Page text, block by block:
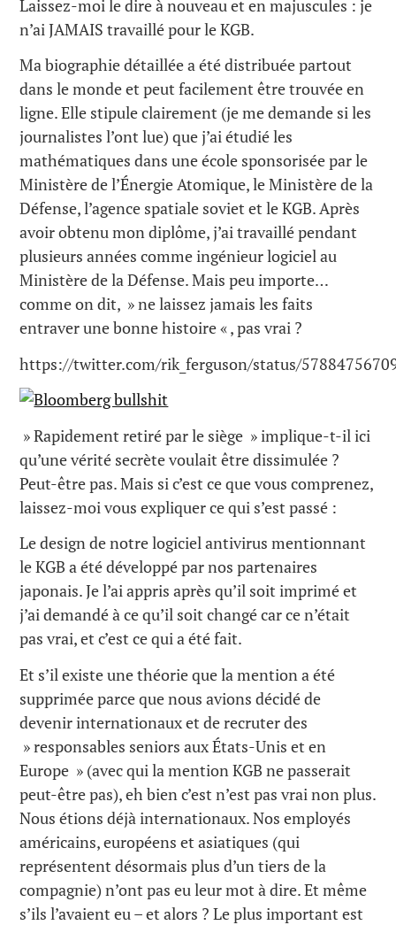
Laissez-moi le dire à nouveau et en majuscules : je
n’ai JAMAIS travaillé pour le KGB.
Ma biographie détaillée a été distribuée partout
dans le monde et peut facilement être trouvée en
ligne. Elle stipule clairement (je me demande si les
journalistes l’ont lue) que j’ai étudié les
mathématiques dans une école sponsorisée par le
Ministère de l’Énergie Atomique, le Ministère de la
Défense, l’agence spatiale soviet et le KGB. Après
avoir obtenu mon diplôme, j’ai travaillé pendant
plusieurs années comme ingénieur logiciel au
Ministère de la Défense. Mais peu importe…
comme on dit, » ne laissez jamais les faits
entraver une bonne histoire « , pas vrai ?
https://twitter.com/rik_ferguson/status/
» Rapidement retiré par le siège » implique-t-il ici
qu’une vérité secrète voulait être dissimulée ?
Peut-être pas. Mais si c’est ce que vous comprenez,
laissez-moi vous expliquer ce qui s’est passé :
Le design de notre logiciel antivirus mentionnant
le KGB a été développé par nos partenaires
japonais. Je l’ai appris après qu’il soit imprimé et
j’ai demandé à ce qu’il soit changé car ce n’était
pas vrai, et c’est ce qui a été fait.
Et s’il existe une théorie que la mention a été
supprimée parce que nous avions décidé de
devenir internationaux et de recruter des
» responsables seniors aux États-Unis et en
Europe » (avec qui la mention KGB ne passerait
peut-être pas), eh bien c’est n’est pas vrai non plus.
Nous étions déjà internationaux. Nos employés
américains, européens et asiatiques (qui
représentent désormais plus d’un tiers de la
compagnie) n’ont pas eu leur mot à dire. Et même
s’ils l’avaient eu – et alors ? Le plus important est